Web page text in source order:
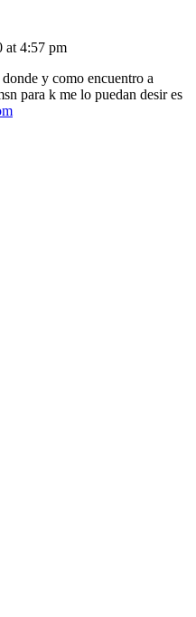
at 4:57 pm
y como encuentro a
para k me lo puedan desir es